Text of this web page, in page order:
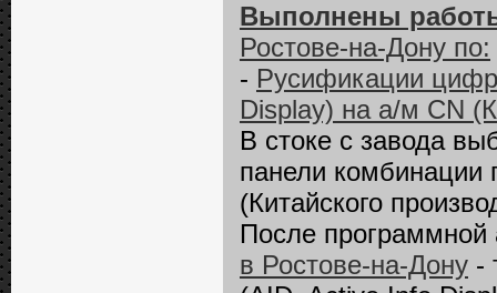
Выполнены
Ростове-на-Дону по:
- Русификации
Displаy) на а/м CN
В стоке с завода
панели комбинации
(Китайского
После программной
в Ростове-на-Дону -